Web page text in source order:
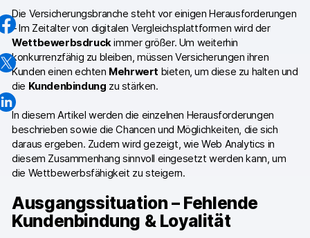
GA4-Wissensbank
Wechsel von Matomo
Blog
Content Katalog
Fallstudien
Vergleiche
Webinare
Playbook zur Datenaktivierung
Die Versicherungsbranche steht vor einigen Herausforderungen
– Im Zeitalter von digitalen Vergleichsplattformen wird der
Wettbewerbsdruckimmer größer. Um weiterhin
konkurrenzfähig zu bleiben, müssen Versicherungen ihren
Kunden einen echten Mehrwert bieten, um diese zu halten und
die Kundenbindung zu stärken.
In diesem Artikel werden die einzelnen Herausforderungen
beschrieben sowie die Chancen und Möglichkeiten, die sich
daraus ergeben. Zudem wird gezeigt, wie Web Analytics in
diesem Zusammenhang sinnvoll eingesetzt werden kann, um
die Wettbewerbsfähigkeit zu steigern.
Ausgangssituation – Fehlende
Kundenbindung & Loyalität